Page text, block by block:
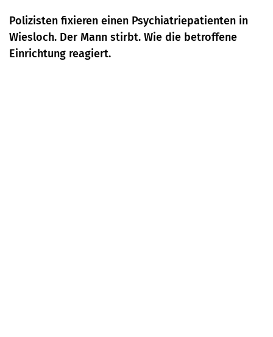
Polizisten fixieren einen Psychiatriepatienten in
Wiesloch. Der Mann stirbt. Wie die betroffene
Einrichtung reagiert.